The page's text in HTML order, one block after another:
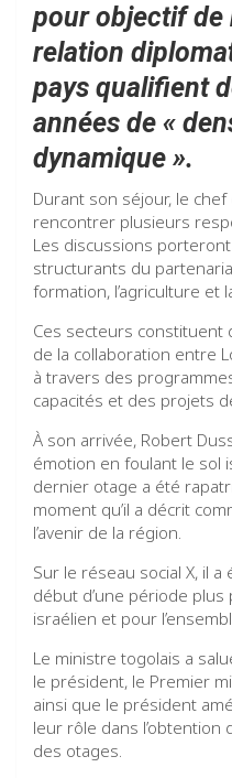
pour objectif de
relation
pays qualifient
années de «
dynamique ».
Durant son séjour, le
rencontrer plusieurs
Les discussions
structurants du
formation, l’agriculture et
Ces secteurs constituent
de la collaboration entre
à travers des
capacités et des projets
À son arrivée, Robert
émotion en foulant le sol
dernier otage a été
moment qu’il a décrit
l’avenir de la région.
Sur le réseau social X, il
début d’une période
israélien et pour
Le ministre togolais a
le président, le Premier
ainsi que le président
leur rôle dans
des otages.